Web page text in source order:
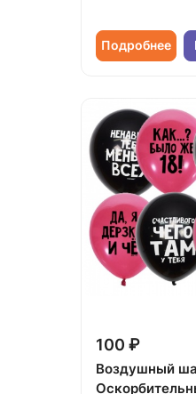
Подробнее
100 ₽
Воздушный